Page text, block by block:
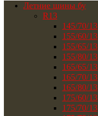
Летние шины бу
R13
145/70/13
155/60/13
155/65/13
155/80/13
165/65/13
165/70/13
165/80/13
175/60/13
175/70/13